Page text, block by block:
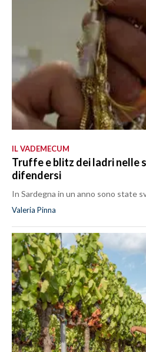
IL VADEMECUM
Truffe e blitz dei ladri nelle
difendersi
In Sardegna in un anno sono state
Valeria Pinna